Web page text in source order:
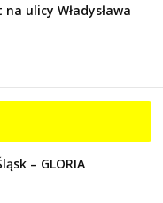
ulicy Władysława
– GLORIA